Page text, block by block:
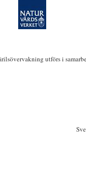
utförs i